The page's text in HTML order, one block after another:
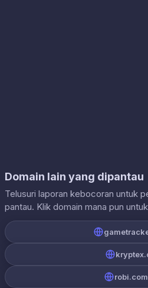
Domain lain yang dipantau
Telusuri laporan kebocoran untuk
pantau. Klik domain mana pun